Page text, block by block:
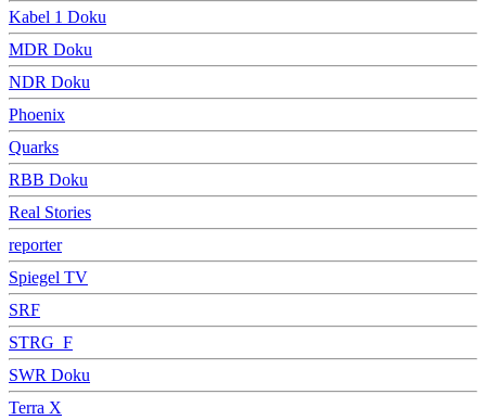
Kabel 1 Doku
MDR Doku
NDR Doku
Phoenix
Quarks
RBB Doku
Real Stories
reporter
Spiegel TV
SRF
STRG_F
SWR Doku
Terra X